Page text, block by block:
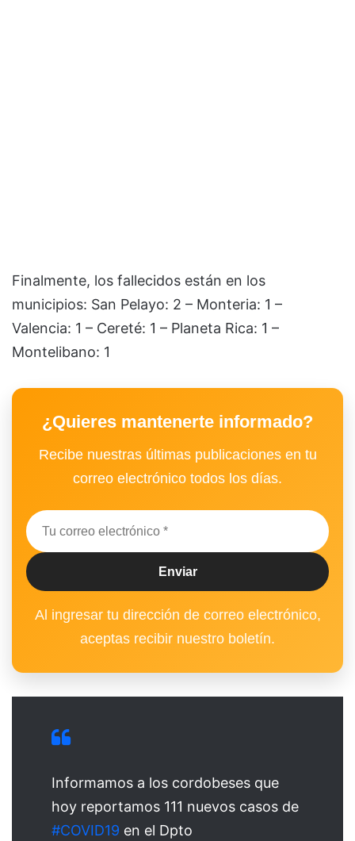
Finalmente, los fallecidos están en los
municipios: San Pelayo: 2 – Monteria: 1 –
Valencia: 1 – Cereté: 1 – Planeta Rica: 1 –
Montelibano: 1
¿Quieres mantenerte informado?
Recibe nuestras últimas publicaciones en tu
correo electrónico todos los días.
Al ingresar tu dirección de correo electrónico,
aceptas recibir nuestro boletín.
Informamos a los cordobeses que
hoy reportamos 111 nuevos casos de
#COVID19 en el Dpto